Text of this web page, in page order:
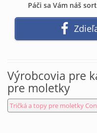
Páči sa Vám náš
Výrobcovia pre
pre moletky
Tričká a topy pre moletky